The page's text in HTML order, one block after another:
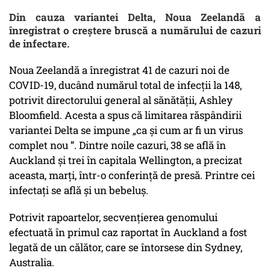
Din cauza variantei Delta, Noua Zeelandă a
înregistrat o creștere bruscă a numărului de cazuri
de infectare.
Noua Zeelandă a înregistrat 41 de cazuri noi de
COVID-19, ducând numărul total de infecții la 148,
potrivit directorului general al sănătății, Ashley
Bloomfield. Acesta a spus că limitarea răspândirii
variantei Delta se impune „ca și cum ar fi un virus
complet nou ”. Dintre noile cazuri, 38 se află în
Auckland și trei în capitala Wellington, a precizat
aceasta, marți, într-o conferință de presă. Printre cei
infectați se află și un bebeluș.
Potrivit rapoartelor, secvențierea genomului
efectuată în primul caz raportat în Auckland a fost
legată de un călător, care se întorsese din Sydney,
Australia.